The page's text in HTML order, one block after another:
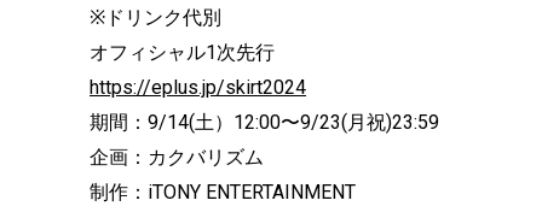
※ドリンク代別
オフィシャル1次先行
https://eplus.jp/skirt2024
期間：9/14(土）12:00〜9/23(月祝)23:59
企画：カクバリズム
制作：iTONY ENTERTAINMENT